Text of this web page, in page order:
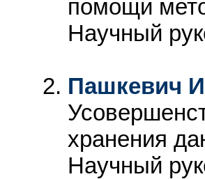
помощи
Научный
Пашкевич
хранения
Научный